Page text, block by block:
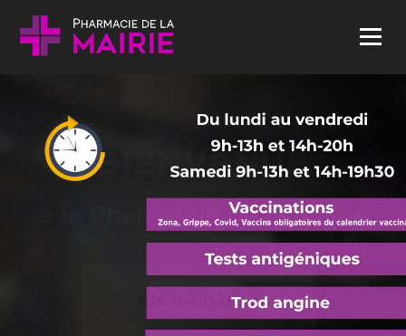
Skip to content
Menu
BIENVENUE
à la Pharmacie de la Mairie
EN SAVOIR +